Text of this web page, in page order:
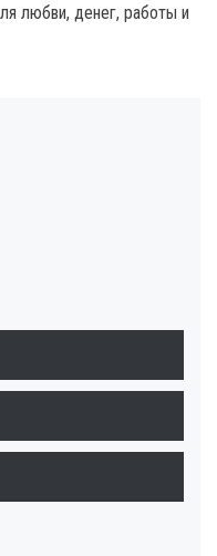
любви, денег, работы и